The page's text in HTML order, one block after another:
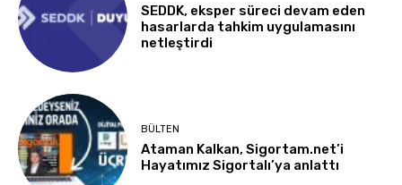
SEDDK, eksper süreci devam eden
hasarlarda tahkim uygulamasını
netleştirdi
BÜLTEN
Ataman Kalkan, Sigortam.net’i
Hayatımız Sigortalı’ya anlattı